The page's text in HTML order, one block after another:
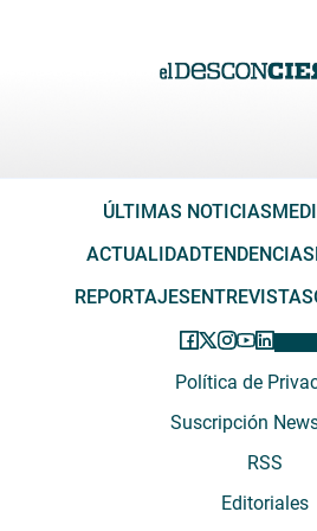
ÚLTIMAS NOTICIAS
ACTUALIDADTENDENCIAS
REPORTAJESENTREVISTAS
Política de
Suscripción
RSS
Editoriales